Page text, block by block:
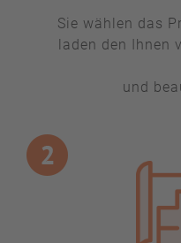
Sie wählen das
laden den Ihnen
und